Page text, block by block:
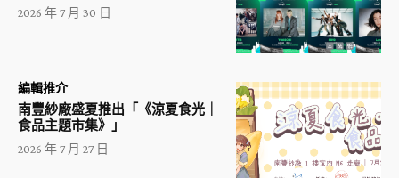
2026 年 7 月 30 日
編輯推介
南豐紗廠盛夏推出「《涼夏食光｜
食品主題市集》」
2026 年 7 月 27 日